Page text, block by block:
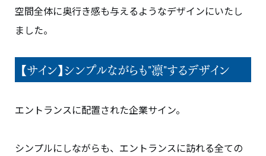
空間全体に奥行き感も与えるようなデザインにいたし
ました。
【サイン】シンプルながらも"凛"するデザイン
エントランスに配置された企業サイン。
シンプルにしながらも、エントランスに訪れる全ての